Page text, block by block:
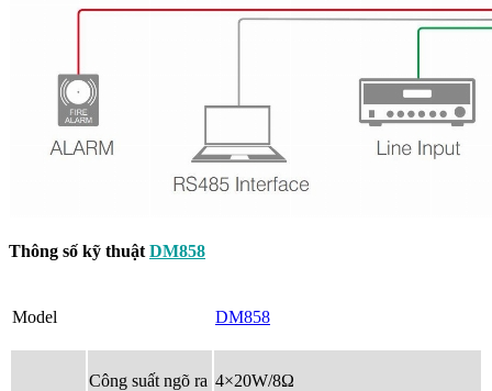
Thông số kỹ thuật DM858
Model DM858
Công suất ngõ ra 4×20W/8Ω